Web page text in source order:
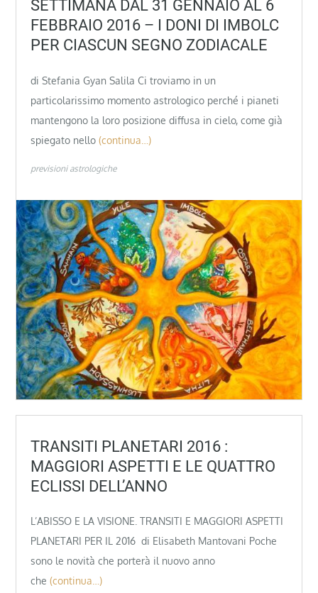
SETTIMANA DAL 31 GENNAIO AL 6
FEBBRAIO 2016 – I DONI DI IMBOLC
PER CIASCUN SEGNO ZODIACALE
di Stefania Gyan Salila Ci troviamo in un
particolarissimo momento astrologico perché i pianeti
mantengono la loro posizione diffusa in cielo, come già
spiegato nello (continua…)
previsioni astrologiche
TRANSITI PLANETARI 2016 :
MAGGIORI ASPETTI E LE QUATTRO
ECLISSI DELL’ANNO
L’ABISSO E LA VISIONE. TRANSITI E MAGGIORI ASPETTI
PLANETARI PER IL 2016 di Elisabeth Mantovani Poche
sono le novità che porterà il nuovo anno
che (continua…)